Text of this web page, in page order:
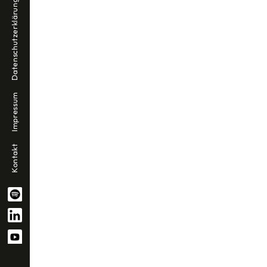
Kontakt
Impressum
Datenschutzerklärung